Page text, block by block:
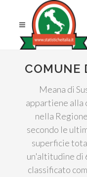
COMUNE
Meana di
appartiene alla
nella
secondo le
superficie
un'altitudine di
classificato